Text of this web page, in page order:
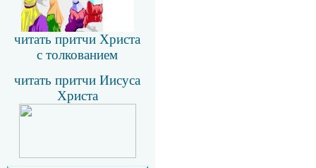
читать притчи Христа
с толкованием
читать притчи Иисуса
Христа